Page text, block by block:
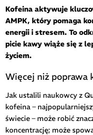
Kofeina aktywuje
AMPK, który pomaga
energii i stresem. To
picie kawy wiąże się z
życiem.
Więcej niż poprawa
Jak ustalili naukowcy z
kofeina –
świecie – może robić
koncentrację; może